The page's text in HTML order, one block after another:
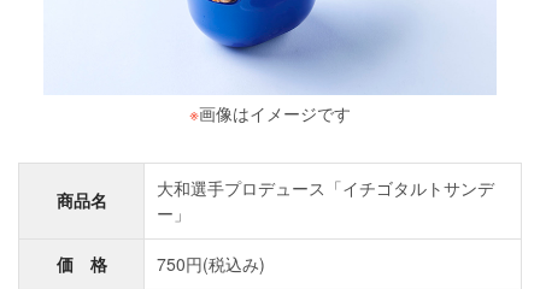
※画像はイメージです
商品名
大和選手プロデュース「イチゴタルトサンデ
ー」
価 格 750円(税込み)